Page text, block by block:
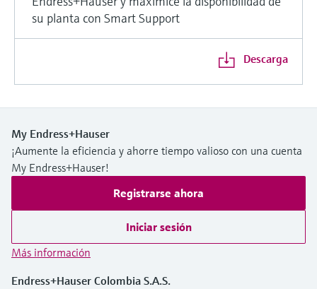
su planta con Smart Support
Descarga
My Endress+Hauser
¡Aumente la eficiencia y ahorre tiempo valioso con una cuenta
My Endress+Hauser!
Registrarse ahora
Iniciar sesión
Más información
Endress+Hauser Colombia S.A.S.